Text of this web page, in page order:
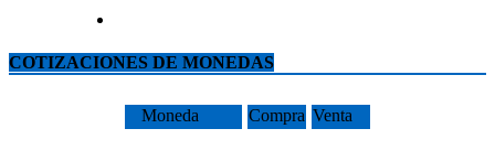
COTIZACIONES DE MONEDAS
Moneda Compra Venta